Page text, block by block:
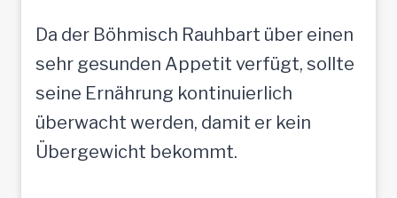
Da der Böhmisch Rauhbart über einen
sehr gesunden Appetit verfügt, sollte
seine Ernährung kontinuierlich
überwacht werden, damit er kein
Übergewicht bekommt.